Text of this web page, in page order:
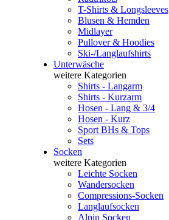
T-Shirts & Longsleeves
Blusen & Hemden
Midlayer
Pullover & Hoodies
Ski-/Langlaufshirts
Unterwäsche
weitere Kategorien
Shirts - Langarm
Shirts - Kurzarm
Hosen - Lang & 3/4
Hosen - Kurz
Sport BHs & Tops
Sets
Socken
weitere Kategorien
Leichte Socken
Wandersocken
Compressions-Socken
Langlaufsocken
Alpin Socken